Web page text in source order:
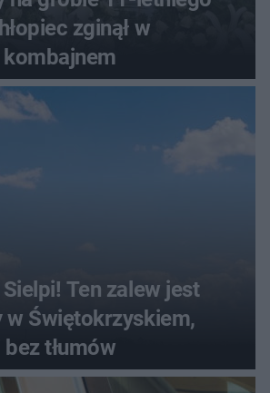
zginął w
Ten zalew jest
tłumów